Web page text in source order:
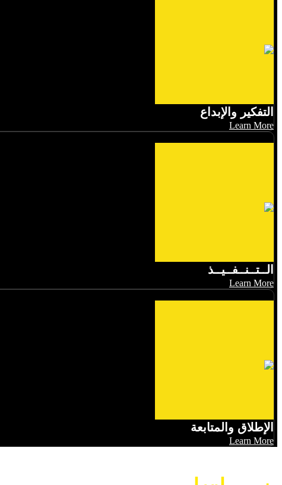
التفكير والإبداع
Learn More
الــتــنــفــيــذ
Learn More
الإطلاق والمتابعة
Learn More